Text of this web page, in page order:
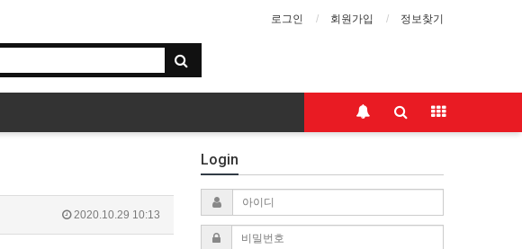
로그인 회원가입 정보찾기
2020.10.29 10:13
Login